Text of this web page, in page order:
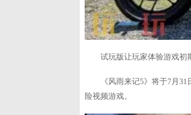
试玩版让玩家体验游戏初
《风雨来记5》将于7月
险视频游戏。